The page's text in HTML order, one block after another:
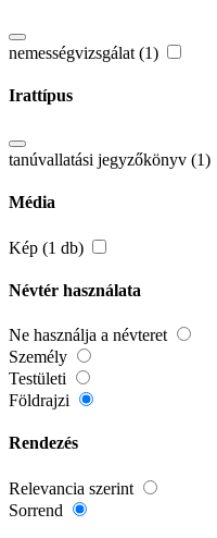
nemességvizsgálat (1)
Irattípus
tanúvallatási jegyzőkönyv (1)
Média
Kép (1 db)
Névtér használata
Ne használja a névteret
Személy
Testületi
Földrajzi
Rendezés
Relevancia szerint
Sorrend